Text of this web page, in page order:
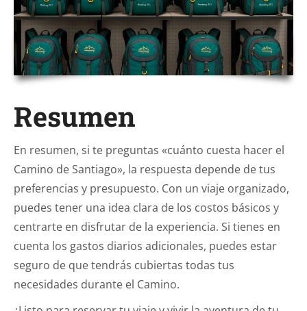
Resumen
En resumen, si te preguntas «cuánto cuesta hacer el
Camino de Santiago», la respuesta depende de tus
preferencias y presupuesto. Con un viaje organizado,
puedes tener una idea clara de los costos básicos y
centrarte en disfrutar de la experiencia. Si tienes en
cuenta los gastos diarios adicionales, puedes estar
seguro de que tendrás cubiertas todas tus
necesidades durante el Camino.